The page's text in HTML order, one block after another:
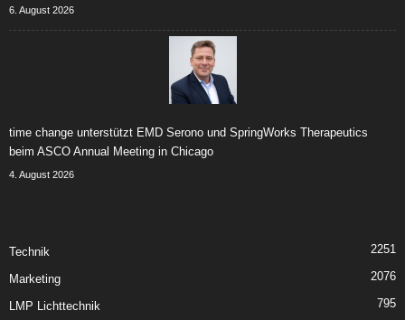
6. August 2026
time change unterstützt EMD Serono und SpringWorks Therapeutics
beim ASCO Annual Meeting in Chicago
4. August 2026
Technik 2251
Marketing 2076
LMP Lichttechnik 795